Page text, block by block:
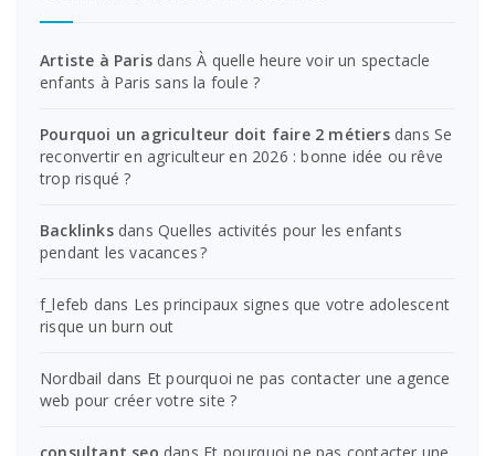
Artiste à Paris dansÀ quelle heure voir un spectacle
enfants à Paris sans la foule ?
Pourquoi un agriculteur doit faire 2 métiersdans Se
reconvertir en agriculteur en 2026 : bonne idée ou rêve
trop risqué ?
BacklinksdansQuelles activités pour les enfants
pendant les vacances ?
f_lefeb dans Les principaux signes que votre adolescent
risque un burn out
Nordbail dans Et pourquoi ne pas contacter une agence
web pour créer votre site ?